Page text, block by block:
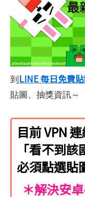
到LINE 每日免費
貼圖、抽獎資訊～
目前 VPN
「看不到
必須點選貼
＊解決安